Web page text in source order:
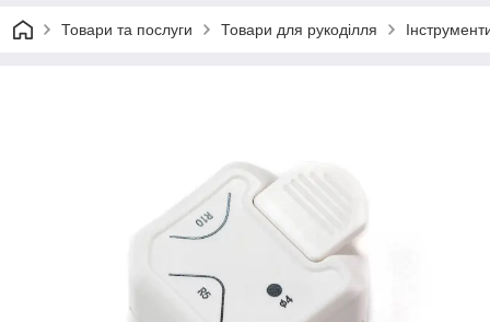
Товари та послуги Товари для рукоділля